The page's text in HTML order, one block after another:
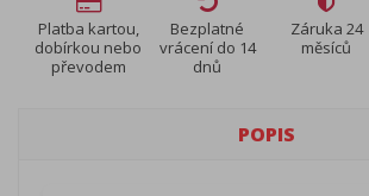
Platba kartou,
dobírkou nebo
převodem
Bezplatné
vrácení do 14
dnů
Záruka 24
měsíců
POPIS